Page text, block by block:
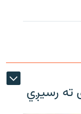
ته رسیږي